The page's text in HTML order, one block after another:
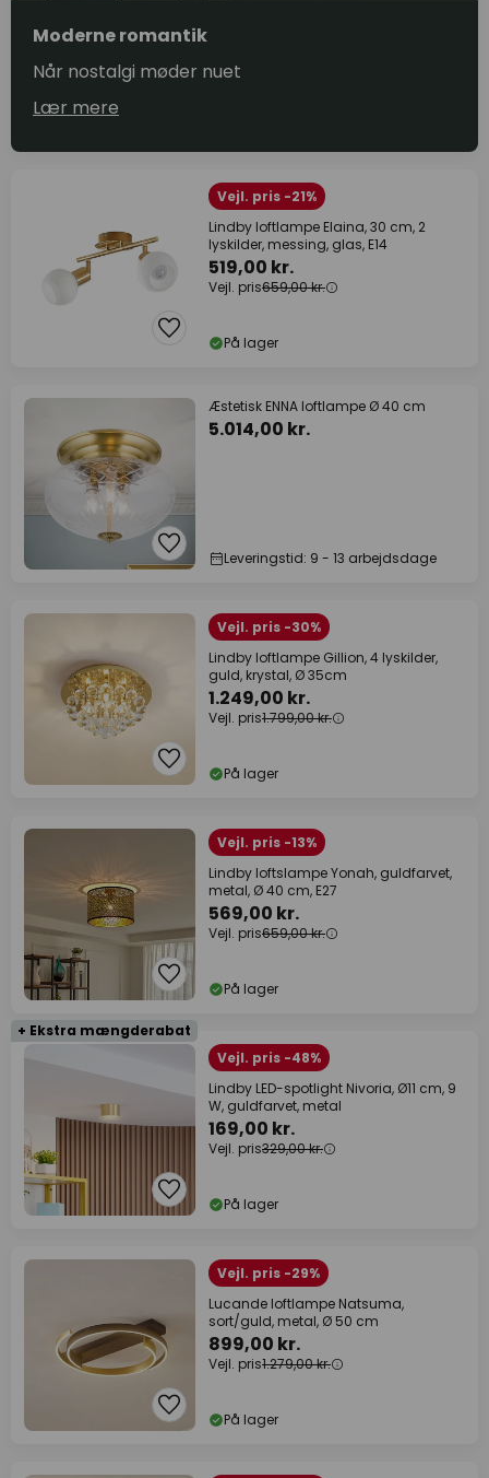
Moderne romantik
Når nostalgi møder nuet
Lær mere
Vejl. pris -21%
Lindby loftlampe Elaina, 30 cm, 2
lyskilder, messing, glas, E14
519,00 kr.
Vejl. pris659,00 kr.
På lager
Æstetisk ENNA loftlampe Ø 40 cm
5.014,00 kr.
Leveringstid: 9 - 13 arbejdsdage
Vejl. pris -30%
Lindby loftlampe Gillion, 4 lyskilder,
guld, krystal, Ø 35cm
1.249,00 kr.
Vejl. pris1.799,00 kr.
På lager
Vejl. pris -13%
Lindby loftslampe Yonah, guldfarvet,
metal, Ø 40 cm, E27
569,00 kr.
Vejl. pris659,00 kr.
På lager
+ Ekstra mængderabat
Vejl. pris -48%
Lindby LED-spotlight Nivoria, Ø11 cm, 9
W, guldfarvet, metal
169,00 kr.
Vejl. pris329,00 kr.
På lager
Vejl. pris -29%
Lucande loftlampe Natsuma,
sort/guld, metal, Ø 50 cm
899,00 kr.
Vejl. pris1.279,00 kr.
På lager